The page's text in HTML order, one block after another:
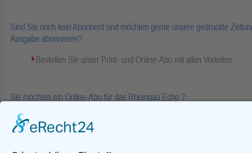
Sind Sie noch kein Abonnent und möchten gerne unsere gedruckte
Ausgabe abonnieren?
Bestellen Sie unser Print- und Online-Abo mit allen Vorteilen.
Sie möchten ein Online-Abo für das Rheingau Echo ?